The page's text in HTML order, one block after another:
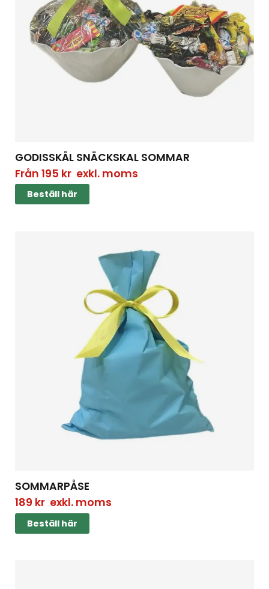
GODISSKÅL SNÄCKSKAL SOMMAR
Från 195 krexkl. moms
Beställ här
SOMMARPÅSE
189 krexkl. moms
Beställ här